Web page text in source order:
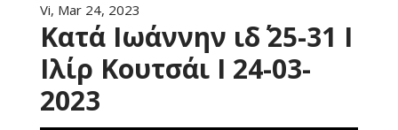
Vi, Mar 24, 2023
Κατά Ιωάννην ιδ΄ 25-31 Ι
Ιλίρ Κουτσάι Ι 24-03-
2023